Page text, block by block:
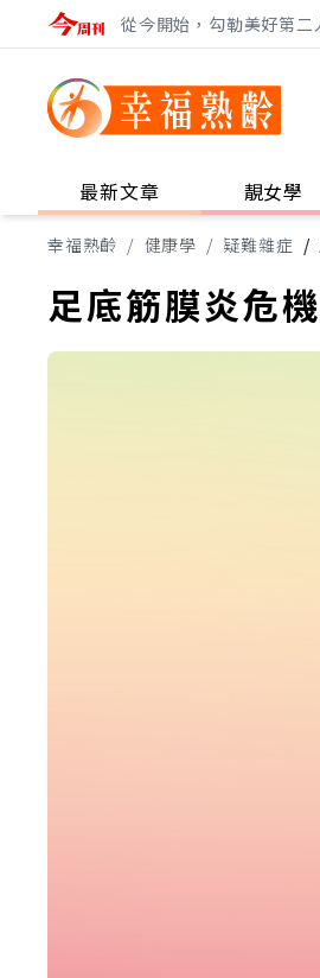
從今開始，勾勒美好第二
最新文章 靚女學
幸福熟齡 / 健康學 / 疑難雜症 /
足底筋膜炎危